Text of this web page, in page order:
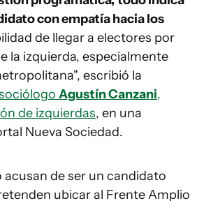
con empatía hacia los
de llegar a electores por
la izquierda, especialmente
escribió la
Agustín Canzani,
de izquierdas, en una
Nueva Sociedad.
de ser un candidato
ubicar al Frente Amplio